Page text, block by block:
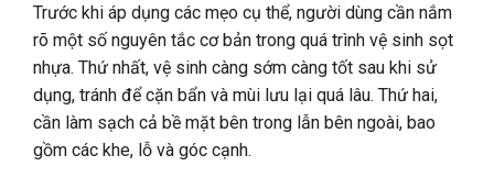
Trước khi áp dụng các mẹo cụ thể, người dùng cần nắm
rõ một số nguyên tắc cơ bản trong quá trình vệ sinh sọt
nhựa. Thứ nhất, vệ sinh càng sớm càng tốt sau khi sử
dụng, tránh để cặn bẩn và mùi lưu lại quá lâu. Thứ hai,
cần làm sạch cả bề mặt bên trong lẫn bên ngoài, bao
gồm các khe, lỗ và góc cạnh.